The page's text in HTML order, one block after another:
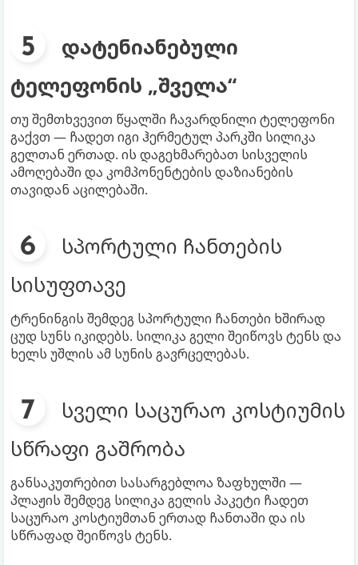
დატენიანებული
ტელეფონის „შველა“
თუ შემთხვევით წყალში ჩავარდნილი ტელეფონი
გაქვთ — ჩადეთ იგი ჰერმეტულ პარკში სილიკა
გელთან ერთად. ის დაგეხმარებათ სისველის
ამოღებაში და კომპონენტების დაზიანების
თავიდან აცილებაში.
სპორტული ჩანთების
სისუფთავე
ტრენინგის შემდეგ სპორტული ჩანთები ხშირად
ცუდ სუნს იკიდებს. სილიკა გელი შეიწოვს ტენს და
ხელს უშლის ამ სუნის გავრცელებას.
სველი საცურაო კოსტიუმის
სწრაფი გაშრობა
განსაკუთრებით სასარგებლოა ზაფხულში —
პლაჟის შემდეგ სილიკა გელის პაკეტი ჩადეთ
საცურაო კოსტიუმთან ერთად ჩანთაში და ის
სწრაფად შეიწოვს ტენს.